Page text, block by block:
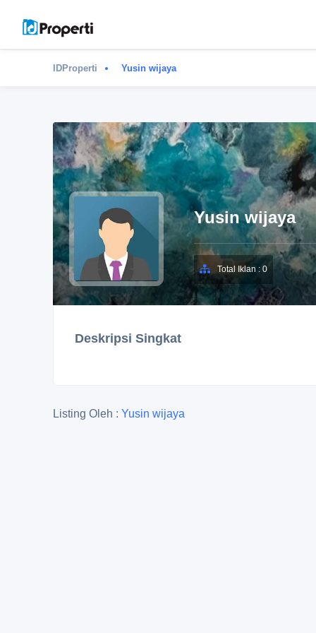
IDProperti Yusin wijaya
Yusin wijaya
Total Iklan : 0
Deskripsi Singkat
Listing Oleh : Yusin wijaya